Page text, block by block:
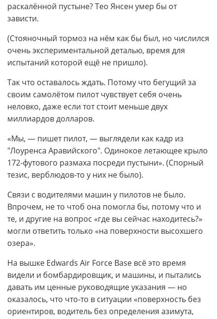
раскалённой пустыне? Тео Янсен умер бы от
зависти.
(Стояночный тормоз на нём как бы был, но числился
очень экспериментальной деталью, время для
испытаний которой ещё не пришло).
Так что оставалось ждать. Потому что бегущий за
своим самолётом пилот чувствует себя очень
неловко, даже если тот стоит меньше двух
миллиардов долларов.
«Мы, — пишет пилот, — выглядели как кадр из
"Лоуренса Аравийского". Одинокое летающее крыло
172-футового размаха посреди пустыни». (Спорный
тезис, верблюдов-то у них не было).
Связи с водителями машин у пилотов не было.
Впрочем, не то чтоб она помогла бы, потому что и
те, и другие на вопрос «где вы сейчас находитесь?»
могли ответить только «на поверхности высохшего
озера».
На вышке Edwards Air Force Base всё это время
видели и бомбардировщик, и машины, и пытались
давать им ценные руководящие указания — но
оказалось, что что-то в ситуации «поверхность без
ориентиров, водитель без определения азимута,